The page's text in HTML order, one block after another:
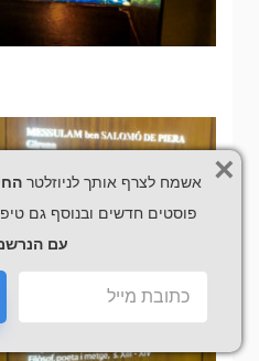
אשמח לצרף אותך לניוזלטר
פוסטים חדשים ובנוסף גם
עם
×